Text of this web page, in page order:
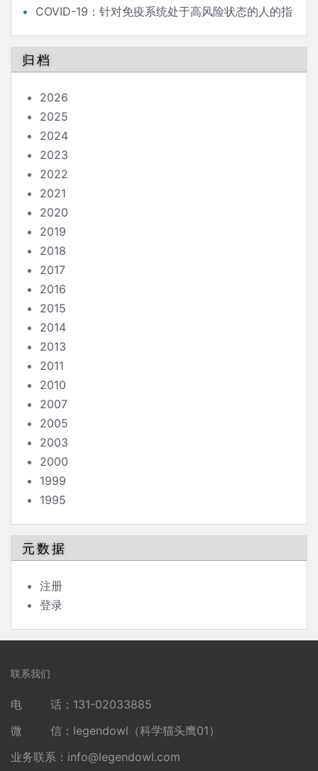
COVID-19：针对免疫系统处于高风险状态的人的指
归档
2026
2025
2024
2023
2022
2021
2020
2019
2018
2017
2016
2015
2014
2013
2011
2010
2007
2005
2003
2000
1999
1995
元数据
注册
登录
联系我们
电 话：131-02033885
微 信：legendowl（科学猫头鹰01）
业务联系： info@legendowl.com